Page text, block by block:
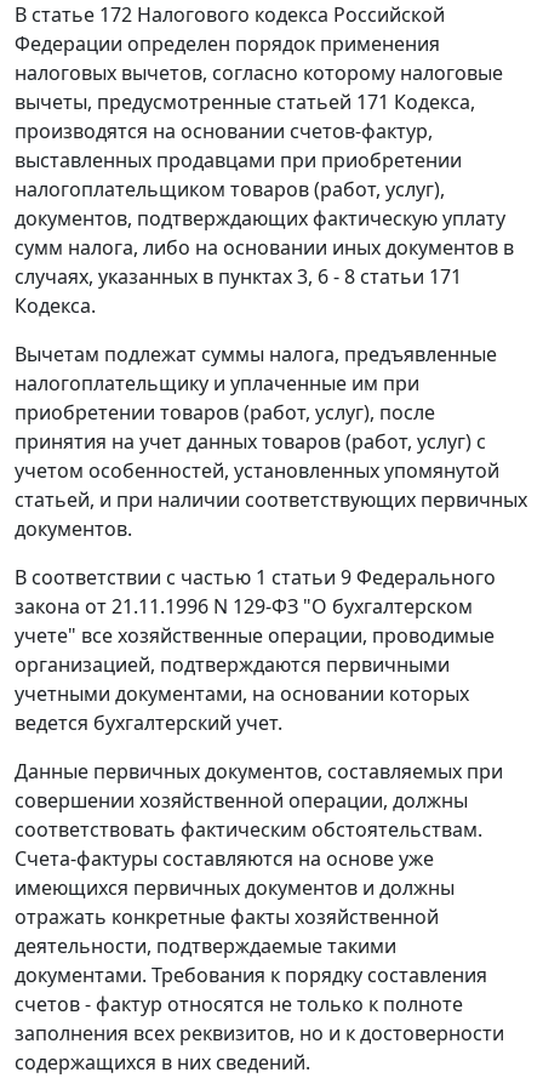
В статье 172 Налогового кодекса Российской
Федерации определен порядок применения
налоговых вычетов, согласно которому налоговые
вычеты, предусмотренные статьей 171 Кодекса,
производятся на основании счетов-фактур,
выставленных продавцами при приобретении
налогоплательщиком товаров (работ, услуг),
документов, подтверждающих фактическую уплату
сумм налога, либо на основании иных документов в
случаях, указанных в пунктах 3, 6 - 8 статьи 171
Кодекса.
Вычетам подлежат суммы налога, предъявленные
налогоплательщику и уплаченные им при
приобретении товаров (работ, услуг), после
принятия на учет данных товаров (работ, услуг) с
учетом особенностей, установленных упомянутой
статьей, и при наличии соответствующих первичных
документов.
В соответствии с частью 1 статьи 9Федерального
закона от 21.11.1996 N 129-ФЗ "О бухгалтерском
учете" все хозяйственные операции, проводимые
организацией, подтверждаются первичными
учетными документами, на основании которых
ведется бухгалтерский учет.
Данные первичных документов, составляемых при
совершении хозяйственной операции, должны
соответствовать фактическим обстоятельствам.
Счета-фактуры составляются на основе уже
имеющихся первичных документов и должны
отражать конкретные факты хозяйственной
деятельности, подтверждаемые такими
документами. Требования к порядку составления
счетов - фактур относятся не только к полноте
заполнения всех реквизитов, но и к достоверности
содержащихся в них сведений.